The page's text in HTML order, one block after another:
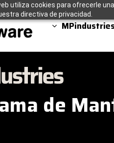
utiliza cookies para ofrecerle
directiva de privacidad.
de